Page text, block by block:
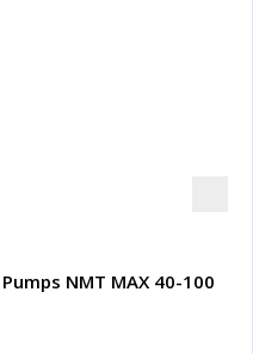
NMT MAX 40-100